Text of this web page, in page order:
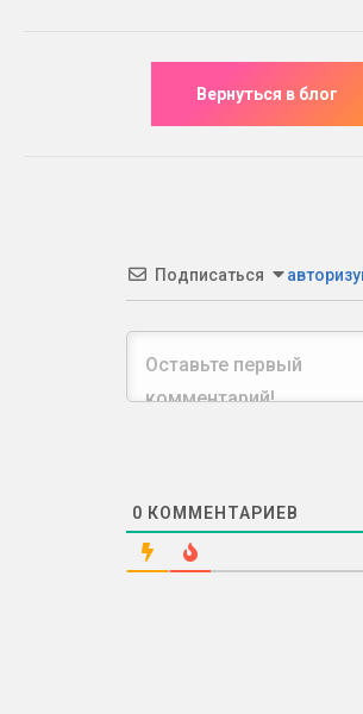
Подписаться
0 КОММЕНТАРИЕВ